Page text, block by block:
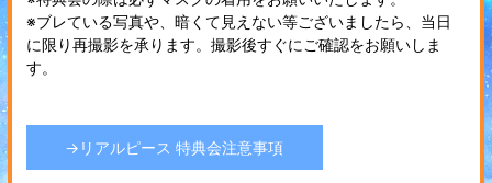
※ブレている写真や、暗くて見えない等ございましたら、当日
に限り再撮影を承ります。撮影後すぐにご確認をお願いしま
す。
→リアルピース 特典会注意事項